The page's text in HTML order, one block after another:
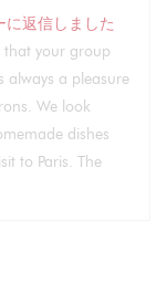
に返信しました
that your group
always a pleasure
We look
dishes
to Paris. The